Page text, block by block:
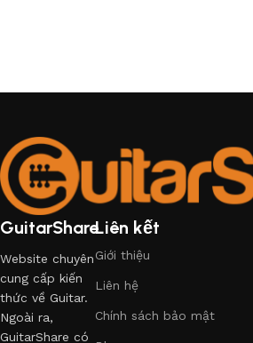
GuitarShare
Website chuyên
cung cấp kiến
thức về Guitar.
Ngoài ra,
GuitarShare có
Liên kết
Giới thiệu
Liên hệ
Chính sách bảo mật